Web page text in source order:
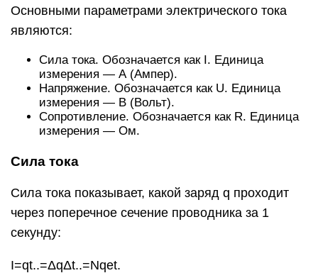
Основными параметрами электрического тока
являются:
Сила тока. Обозначается как I. Единица
измерения — А (Ампер).
Напряжение. Обозначается как U. Единица
измерения — В (Вольт).
Сопротивление. Обозначается как R. Единица
измерения — Ом.
Сила тока
Сила тока показывает, какой заряд q проходит
через поперечное сечение проводника за 1
секунду:
I=qt..=ΔqΔt..=Nqet.